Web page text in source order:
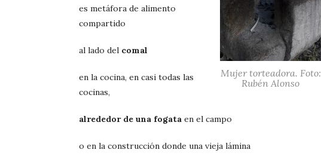
Mujer torteadora. Foto:
Rubén Alonso
es metáfora de alimento
compartido
al lado del comal
en la cocina, en casi todas las
cocinas,
alrededor de una fogata en el campo
o en la construcción donde una vieja lámina